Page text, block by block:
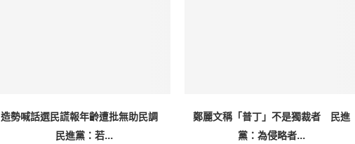
造勢喊話選民謊報年齡遭批無助民調
民進黨：若...
鄭麗文稱「普丁」不是獨裁者 民進
黨：為侵略者...